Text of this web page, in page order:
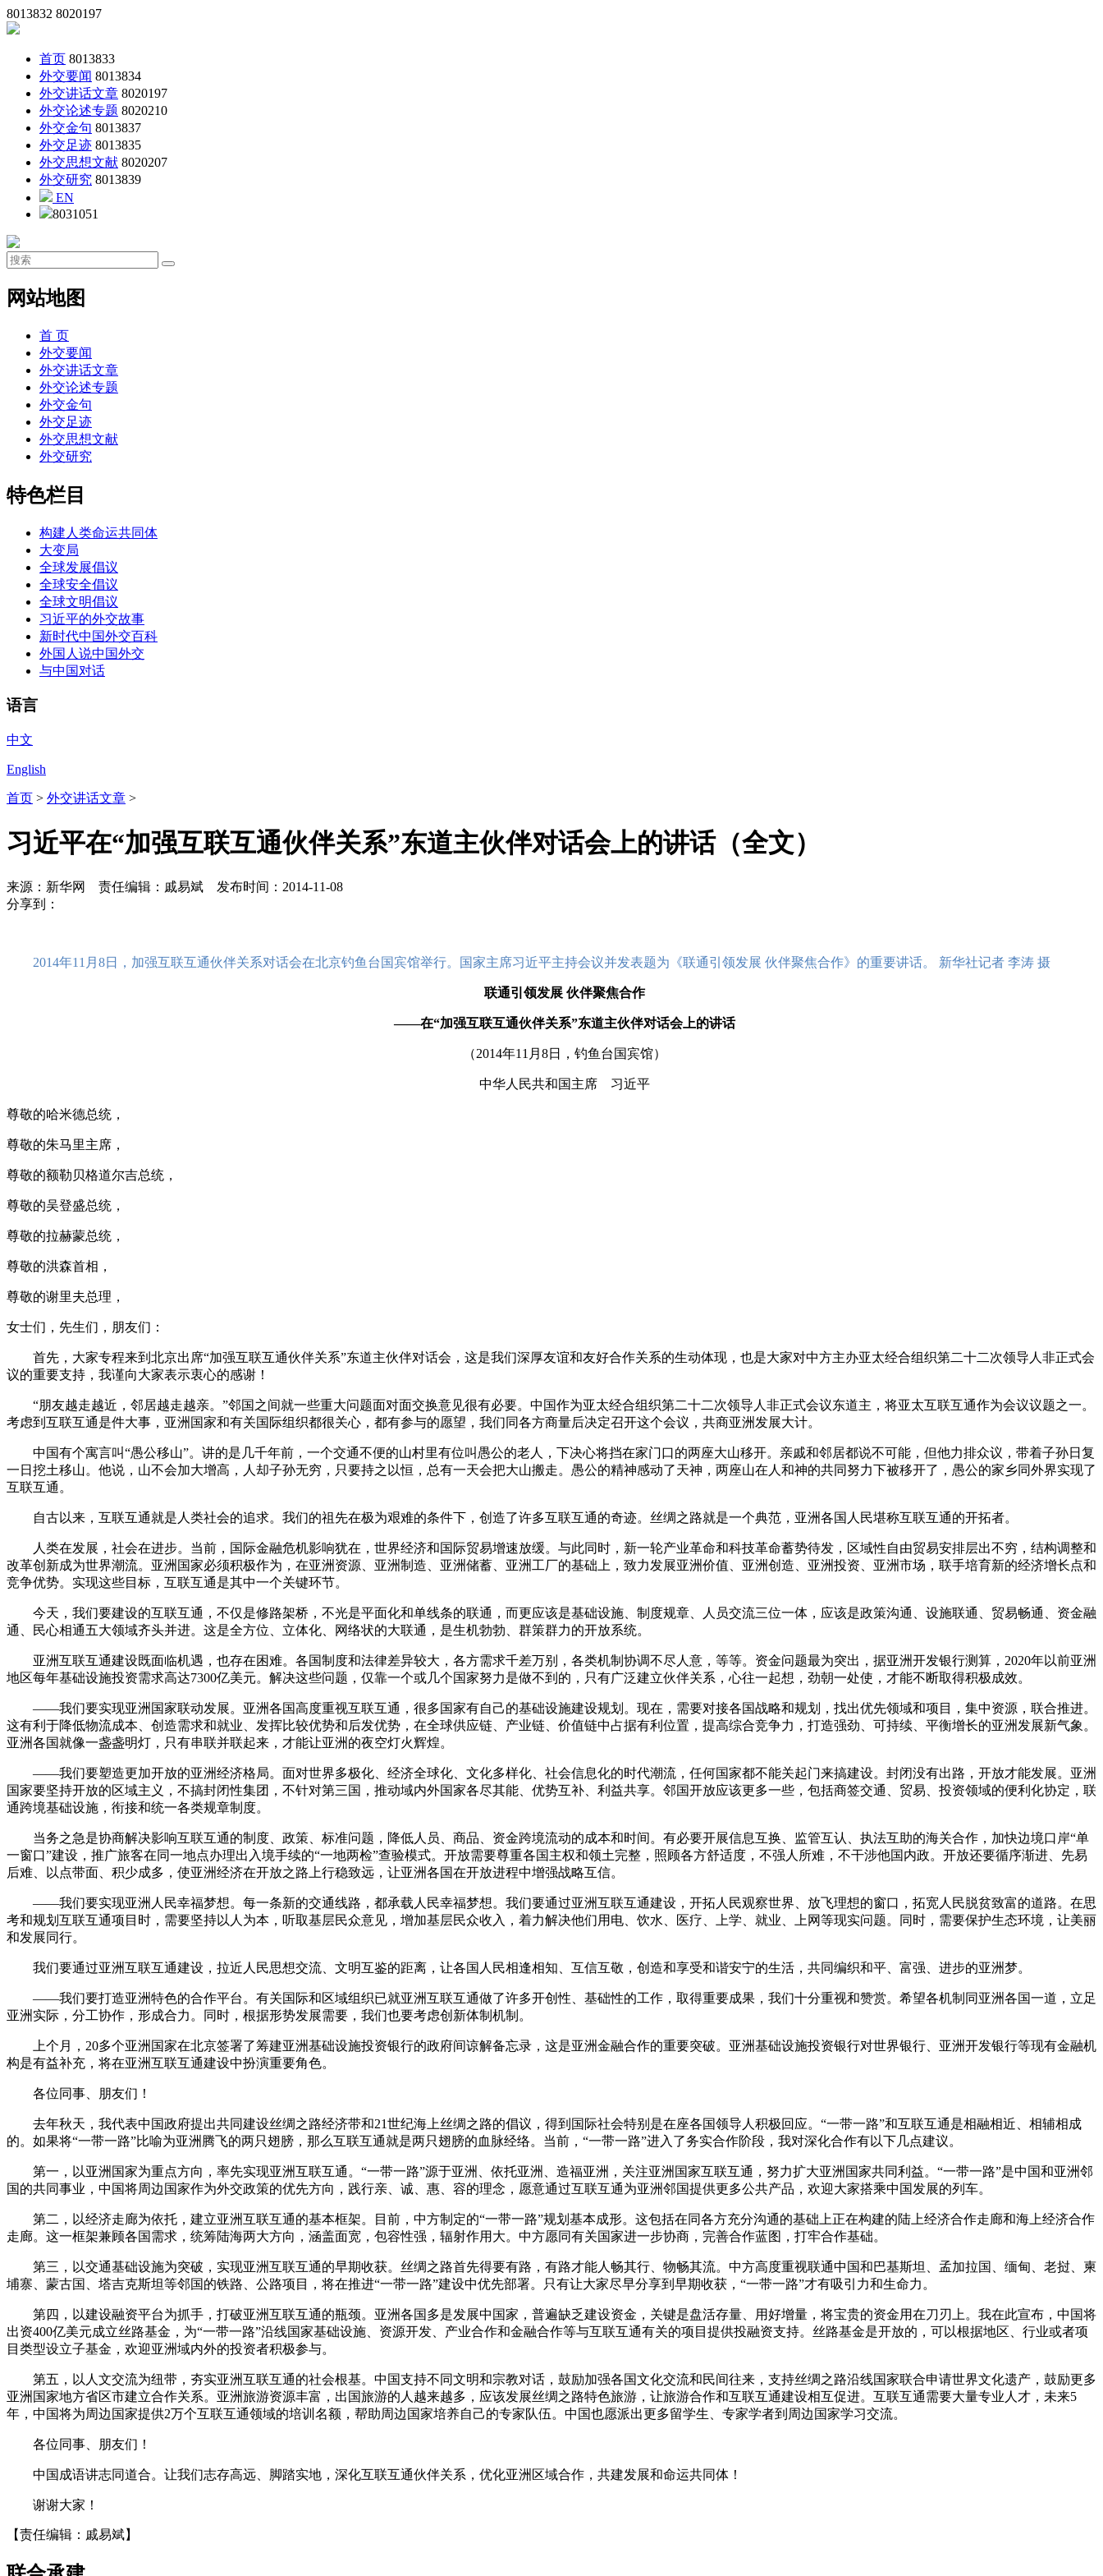
8013832 8020197
首页 8013833
外交要闻 8013834
外交讲话文章 8020197
外交论述专题 8020210
外交金句 8013837
外交足迹 8013835
外交思想文献 8020207
外交研究 8013839
EN
8031051
网站地图
首 页
外交要闻
外交讲话文章
外交论述专题
外交金句
外交足迹
外交思想文献
外交研究
特色栏目
构建人类命运共同体
大变局
全球发展倡议
全球安全倡议
全球文明倡议
习近平的外交故事
新时代中国外交百科
外国人说中国外交
与中国对话
语言
中文
English
首页 > 外交讲话文章 >
习近平在“加强互联互通伙伴关系”东道主伙伴对话会上的讲话（全文）
来源：新华网 责任编辑：戚易斌 发布时间： 2014-11-08
分享到：
2014年11月8日，加强互联互通伙伴关系对话会在北京钓鱼台国宾馆举行。国家主席习近平主持会议并发表题为《联通引领发展 伙伴聚焦合作》的重要讲话。 新华社记者 李涛 摄
联通引领发展 伙伴聚焦合作
——在“加强互联互通伙伴关系”东道主伙伴对话会上的讲话
（2014年11月8日，钓鱼台国宾馆）
中华人民共和国主席 习近平
尊敬的哈米德总统，
尊敬的朱马里主席，
尊敬的额勒贝格道尔吉总统，
尊敬的吴登盛总统，
尊敬的拉赫蒙总统，
尊敬的洪森首相，
尊敬的谢里夫总理，
女士们，先生们，朋友们：
首先，大家专程来到北京出席“加强互联互通伙伴关系”东道主伙伴对话会，这是我们深厚友谊和友好合作关系的生动体现，也是大家对中方主办亚太经合组织第二十二次领导人非正式会
议的重要支持，我谨向大家表示衷心的感谢！
“朋友越走越近，邻居越走越亲。”邻国之间就一些重大问题面对面交换意见很有必要。中国作为亚太经合组织第二十二次领导人非正式会议东道主，将亚太互联互通作为会议议题之一。
考虑到互联互通是件大事，亚洲国家和有关国际组织都很关心，都有参与的愿望，我们同各方商量后决定召开这个会议，共商亚洲发展大计。
中国有个寓言叫“愚公移山”。讲的是几千年前，一个交通不便的山村里有位叫愚公的老人，下决心将挡在家门口的两座大山移开。亲戚和邻居都说不可能，但他力排众议，带着子孙日复
一日挖土移山。他说，山不会加大增高，人却子孙无穷，只要持之以恒，总有一天会把大山搬走。愚公的精神感动了天神，两座山在人和神的共同努力下被移开了，愚公的家乡同外界实现了
互联互通。
自古以来，互联互通就是人类社会的追求。我们的祖先在极为艰难的条件下，创造了许多互联互通的奇迹。丝绸之路就是一个典范，亚洲各国人民堪称互联互通的开拓者。
人类在发展，社会在进步。当前，国际金融危机影响犹在，世界经济和国际贸易增速放缓。与此同时，新一轮产业革命和科技革命蓄势待发，区域性自由贸易安排层出不穷，结构调整和
改革创新成为世界潮流。亚洲国家必须积极作为，在亚洲资源、亚洲制造、亚洲储蓄、亚洲工厂的基础上，致力发展亚洲价值、亚洲创造、亚洲投资、亚洲市场，联手培育新的经济增长点和
竞争优势。实现这些目标，互联互通是其中一个关键环节。
今天，我们要建设的互联互通，不仅是修路架桥，不光是平面化和单线条的联通，而更应该是基础设施、制度规章、人员交流三位一体，应该是政策沟通、设施联通、贸易畅通、资金融
通、民心相通五大领域齐头并进。这是全方位、立体化、网络状的大联通，是生机勃勃、群策群力的开放系统。
亚洲互联互通建设既面临机遇，也存在困难。各国制度和法律差异较大，各方需求千差万别，各类机制协调不尽人意，等等。资金问题最为突出，据亚洲开发银行测算，2020年以前亚洲
地区每年基础设施投资需求高达7300亿美元。解决这些问题，仅靠一个或几个国家努力是做不到的，只有广泛建立伙伴关系，心往一起想，劲朝一处使，才能不断取得积极成效。
——我们要实现亚洲国家联动发展。亚洲各国高度重视互联互通，很多国家有自己的基础设施建设规划。现在，需要对接各国战略和规划，找出优先领域和项目，集中资源，联合推进。
这有利于降低物流成本、创造需求和就业、发挥比较优势和后发优势，在全球供应链、产业链、价值链中占据有利位置，提高综合竞争力，打造强劲、可持续、平衡增长的亚洲发展新气象。
亚洲各国就像一盏盏明灯，只有串联并联起来，才能让亚洲的夜空灯火辉煌。
——我们要塑造更加开放的亚洲经济格局。面对世界多极化、经济全球化、文化多样化、社会信息化的时代潮流，任何国家都不能关起门来搞建设。封闭没有出路，开放才能发展。亚洲
国家要坚持开放的区域主义，不搞封闭性集团，不针对第三国，推动域内外国家各尽其能、优势互补、利益共享。邻国开放应该更多一些，包括商签交通、贸易、投资领域的便利化协定，联
通跨境基础设施，衔接和统一各类规章制度。
当务之急是协商解决影响互联互通的制度、政策、标准问题，降低人员、商品、资金跨境流动的成本和时间。有必要开展信息互换、监管互认、执法互助的海关合作，加快边境口岸“单
一窗口”建设，推广旅客在同一地点办理出入境手续的“一地两检”查验模式。开放需要尊重各国主权和领土完整，照顾各方舒适度，不强人所难，不干涉他国内政。开放还要循序渐进、先易
后难、以点带面、积少成多，使亚洲经济在开放之路上行稳致远，让亚洲各国在开放进程中增强战略互信。
——我们要实现亚洲人民幸福梦想。每一条新的交通线路，都承载人民幸福梦想。我们要通过亚洲互联互通建设，开拓人民观察世界、放飞理想的窗口，拓宽人民脱贫致富的道路。在思
考和规划互联互通项目时，需要坚持以人为本，听取基层民众意见，增加基层民众收入，着力解决他们用电、饮水、医疗、上学、就业、上网等现实问题。同时，需要保护生态环境，让美丽
和发展同行。
我们要通过亚洲互联互通建设，拉近人民思想交流、文明互鉴的距离，让各国人民相逢相知、互信互敬，创造和享受和谐安宁的生活，共同编织和平、富强、进步的亚洲梦。
——我们要打造亚洲特色的合作平台。有关国际和区域组织已就亚洲互联互通做了许多开创性、基础性的工作，取得重要成果，我们十分重视和赞赏。希望各机制同亚洲各国一道，立足
亚洲实际，分工协作，形成合力。同时，根据形势发展需要，我们也要考虑创新体制机制。
上个月，20多个亚洲国家在北京签署了筹建亚洲基础设施投资银行的政府间谅解备忘录，这是亚洲金融合作的重要突破。亚洲基础设施投资银行对世界银行、亚洲开发银行等现有金融机
构是有益补充，将在亚洲互联互通建设中扮演重要角色。
各位同事、朋友们！
去年秋天，我代表中国政府提出共同建设丝绸之路经济带和21世纪海上丝绸之路的倡议，得到国际社会特别是在座各国领导人积极回应。“一带一路”和互联互通是相融相近、相辅相成
的。如果将“一带一路”比喻为亚洲腾飞的两只翅膀，那么互联互通就是两只翅膀的血脉经络。当前，“一带一路”进入了务实合作阶段，我对深化合作有以下几点建议。
第一，以亚洲国家为重点方向，率先实现亚洲互联互通。“一带一路”源于亚洲、依托亚洲、造福亚洲，关注亚洲国家互联互通，努力扩大亚洲国家共同利益。“一带一路”是中国和亚洲邻
国的共同事业，中国将周边国家作为外交政策的优先方向，践行亲、诚、惠、容的理念，愿意通过互联互通为亚洲邻国提供更多公共产品，欢迎大家搭乘中国发展的列车。
第二，以经济走廊为依托，建立亚洲互联互通的基本框架。目前，中方制定的“一带一路”规划基本成形。这包括在同各方充分沟通的基础上正在构建的陆上经济合作走廊和海上经济合作
走廊。这一框架兼顾各国需求，统筹陆海两大方向，涵盖面宽，包容性强，辐射作用大。中方愿同有关国家进一步协商，完善合作蓝图，打牢合作基础。
第三，以交通基础设施为突破，实现亚洲互联互通的早期收获。丝绸之路首先得要有路，有路才能人畅其行、物畅其流。中方高度重视联通中国和巴基斯坦、孟加拉国、缅甸、老挝、柬
埔寨、蒙古国、塔吉克斯坦等邻国的铁路、公路项目，将在推进“一带一路”建设中优先部署。只有让大家尽早分享到早期收获，“一带一路”才有吸引力和生命力。
第四，以建设融资平台为抓手，打破亚洲互联互通的瓶颈。亚洲各国多是发展中国家，普遍缺乏建设资金，关键是盘活存量、用好增量，将宝贵的资金用在刀刃上。我在此宣布，中国将
出资400亿美元成立丝路基金，为“一带一路”沿线国家基础设施、资源开发、产业合作和金融合作等与互联互通有关的项目提供投融资支持。丝路基金是开放的，可以根据地区、行业或者项
目类型设立子基金，欢迎亚洲域内外的投资者积极参与。
第五，以人文交流为纽带，夯实亚洲互联互通的社会根基。中国支持不同文明和宗教对话，鼓励加强各国文化交流和民间往来，支持丝绸之路沿线国家联合申请世界文化遗产，鼓励更多
亚洲国家地方省区市建立合作关系。亚洲旅游资源丰富，出国旅游的人越来越多，应该发展丝绸之路特色旅游，让旅游合作和互联互通建设相互促进。互联互通需要大量专业人才，未来5
年，中国将为周边国家提供2万个互联互通领域的培训名额，帮助周边国家培养自己的专家队伍。中国也愿派出更多留学生、专家学者到周边国家学习交流。
各位同事、朋友们！
中国成语讲志同道合。让我们志存高远、脚踏实地，深化互联互通伙伴关系，优化亚洲区域合作，共建发展和命运共同体！
谢谢大家！
【责任编辑：戚易斌】